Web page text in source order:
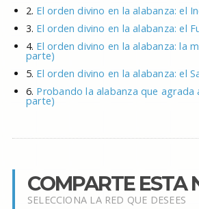
2. El orden divino en la alabanza: el
3. El orden divino en la alabanza: el
4. El orden divino en la alabanza: la
parte)
5. El orden divino en la alabanza: el
6. Probando la alabanza que agrada
parte)
COMPARTE ESTA
SELECCIONA LA RED QUE DESEES